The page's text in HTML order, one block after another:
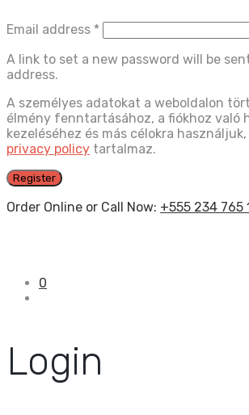
Email address *
A link to set a new password will be
address.
A személyes adatokat a weboldalon
élmény fenntartásához, a fiókhoz való
kezeléséhez és más célokra
privacy policy tartalmaz.
Register
Order Online or Call Now: +555 234 765 1
0
Login